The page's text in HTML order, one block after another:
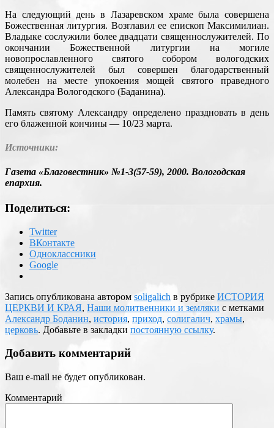
На следующий день в Лазаревском храме была совершена
Божественная литургия. Возглавил ее епископ Максимилиан.
Владыке сослужили более двадцати священнослужителей. По
окончании Божественной литургии на могиле
новопрославленного святого собором вологодских
священнослужителей был совершен благодарственный
молебен на месте упокоения мощей святого праведного
Александра Вологодского (Баданина).
Память святому Александру определено праздновать в день
его блаженной кончины — 10/23 марта.
Источники:
Газета «Благовестник» №1-3(57-59), 2000. Вологодская
епархия.
Поделиться:
Twitter
ВКонтакте
Одноклассники
Google
Запись опубликована автором soligalich в рубрике ИСТОРИЯ
ЦЕРКВИ И КРАЯ, Наши молитвенники и земляки с метками
Александр Боданин, история, приход, солигалич, храмы,
церковь. Добавьте в закладки постоянную ссылку.
Добавить комментарий
Ваш e-mail не будет опубликован.
Комментарий